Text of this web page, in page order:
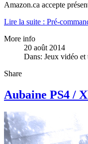
Amazon.ca accepte
Lire la suite : Pré-
More info
20 août 2014
Dans: Jeux vidéo et
Share
Aubaine PS4 /